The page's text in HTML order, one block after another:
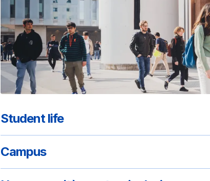
Student life
Campus